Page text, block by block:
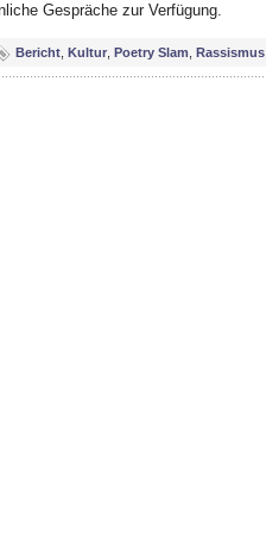
Gespräche zur Verfügung.
Bericht Kultur Poetry Slam Rassismus